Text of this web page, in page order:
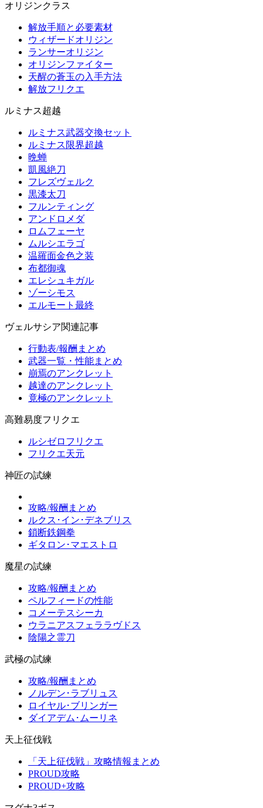
オリジンクラス
解放手順と必要素材
ウィザードオリジン
ランサーオリジン
オリジンファイター
天醒の蒼玉の入手方法
解放フリクエ
ルミナス超越
ルミナス武器交換セット
ルミナス限界超越
晩蝉
凱風絶刀
フレズヴェルク
黒漆太刀
フルンティング
アンドロメダ
ロムフェーヤ
ムルシエラゴ
温羅面金色之装
布都御魂
エレシュキガル
ゾーシモス
エルモート最終
ヴェルサシア関連記事
行動表/報酬まとめ
武器一覧・性能まとめ
崩焉のアンクレット
越達のアンクレット
竟極のアンクレット
高難易度フリクエ
ルシゼロフリクエ
フリクエ天元
神匠の試練
攻略/報酬まとめ
ルクス･イン･デネブリス
鎖断鉄鋼拳
ギタロン･マエストロ
魔星の試練
攻略/報酬まとめ
ペルフィードの性能
コメーテスシーカ
ウラニアスフェララヴドス
陰陽之霊刀
武極の試練
攻略/報酬まとめ
ノルデン･ラブリュス
ロイヤル･ブリンガー
ダイアデム･ムーリネ
天上征伐戦
「天上征伐戦」攻略情報まとめ
PROUD攻略
PROUD+攻略